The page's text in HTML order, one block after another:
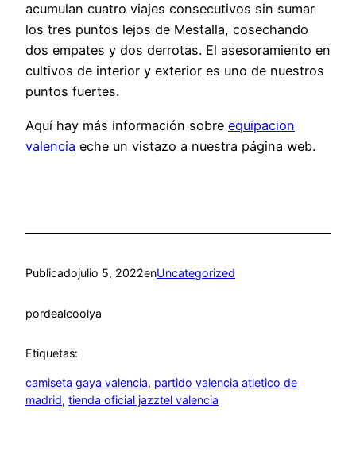
acumulan cuatro viajes consecutivos sin sumar
los tres puntos lejos de Mestalla, cosechando
dos empates y dos derrotas. El asesoramiento en
cultivos de interior y exterior es uno de nuestros
puntos fuertes.
Aquí hay más información sobre equipacion
valencia eche un vistazo a nuestra página web.
Publicadojulio 5, 2022enUncategorized
pordealcoolya
Etiquetas:
camiseta gaya valencia, partido valencia atletico de
madrid, tienda oficial jazztel valencia